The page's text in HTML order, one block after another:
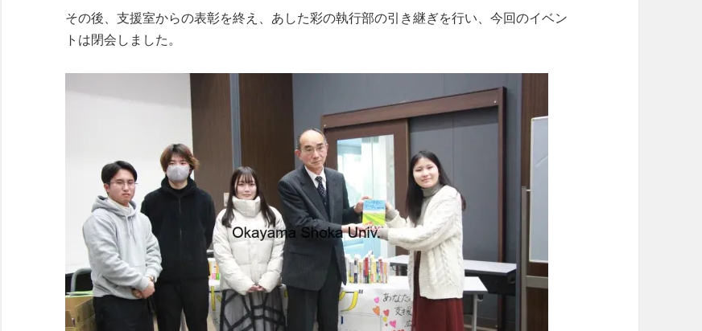
その後、支援室からの表彰を終え、あした彩の執行部の引き継ぎを行い、今回のイベン
トは閉会しました。